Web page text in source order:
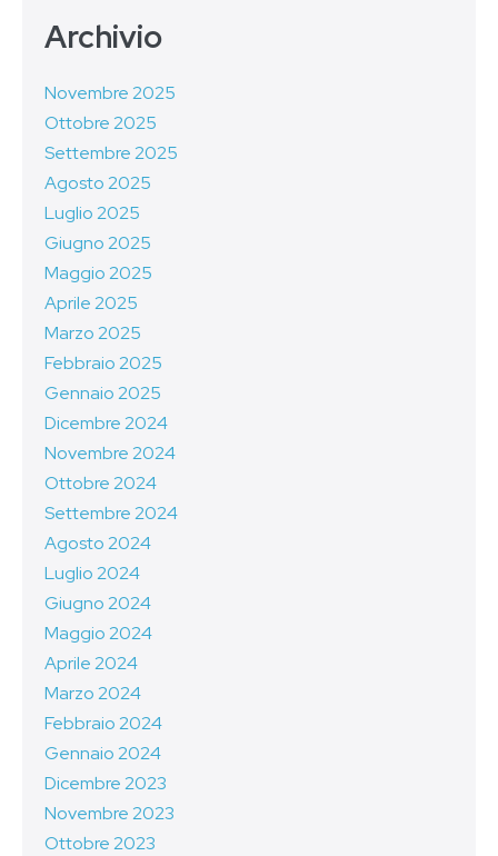
Archivio
Novembre 2025
Ottobre 2025
Settembre 2025
Agosto 2025
Luglio 2025
Giugno 2025
Maggio 2025
Aprile 2025
Marzo 2025
Febbraio 2025
Gennaio 2025
Dicembre 2024
Novembre 2024
Ottobre 2024
Settembre 2024
Agosto 2024
Luglio 2024
Giugno 2024
Maggio 2024
Aprile 2024
Marzo 2024
Febbraio 2024
Gennaio 2024
Dicembre 2023
Novembre 2023
Ottobre 2023